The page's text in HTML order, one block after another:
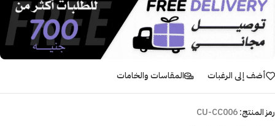
أضف إلى الرغبات المقاسات والخامات
رمز المنتج:CU-CC006